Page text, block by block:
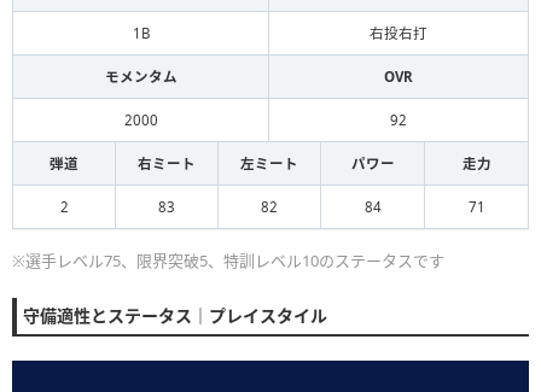
1B 右投右打
モメンタム OVR
2000 92
弾道 右ミート 左ミート パワー 走力
2 83 82 84 71
※選手レベル75、限界突破5、特訓レベル10のステータスです
守備適性とステータス｜プレイスタイル